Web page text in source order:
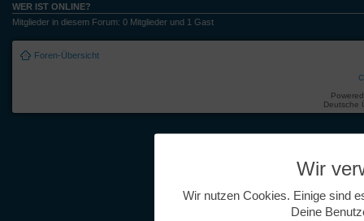
WER IST ONLINE?
Mitglieder in diesem Forum: 0 Mitglieder und 1 Gast
Foren-Übersicht
Deutsche
Wir
Wir nutzen Cookies. Einige sind
Deine